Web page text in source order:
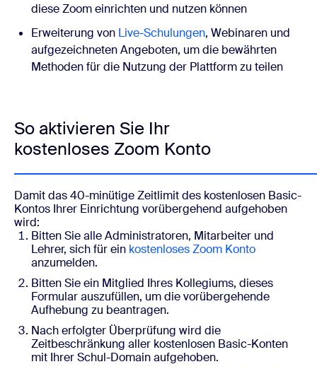
diese Zoom einrichten und nutzen können
Erweiterung von Live-Schulungen, Webinaren und
aufgezeichneten Angeboten, um die bewährten
Methoden für die Nutzung der Plattform zu teilen
So aktivieren Sie Ihr
kostenloses Zoom Konto
Damit das 40-minütige Zeitlimit des kostenlosen Basic-
Kontos Ihrer Einrichtung vorübergehend aufgehoben
wird:
Bitten Sie alle Administratoren, Mitarbeiter und
Lehrer, sich für ein kostenloses Zoom Konto
anzumelden.
Bitten Sie ein Mitglied Ihres Kollegiums, dieses
Formularauszufüllen, um die vorübergehende
Aufhebung zu beantragen.
Nach erfolgter Überprüfung wird die
Zeitbeschränkung aller kostenlosen Basic-Konten
mit Ihrer Schul-Domain aufgehoben.